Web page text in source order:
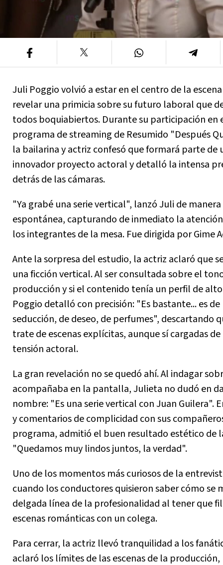
Juli Poggio volvió a estar en el centro de la
revelar una primicia sobre su futuro laboral que
todos boquiabiertos. Durante su participación en
programa de streaming de Resumido "Después
la bailarina y actriz confesó que formará parte de
innovador proyecto actoral y detalló la intensa
detrás de las cámaras.
"Ya grabé una serie vertical", lanzó Juli de manera
espontánea, capturando de inmediato la
los integrantes de la mesa. Fue dirigida por Gime
Ante la sorpresa del estudio, la actriz aclaró que
una ficción vertical. Al ser consultada sobre el
producción y si el contenido tenía un perfil de
Poggio detalló con precisión: "Es bastante... es de
seducción, de deseo, de perfumes", descartando
trate de escenas explícitas, aunque sí cargadas
tensión actoral.
La gran revelación no se quedó ahí. Al indagar
acompañaba en la pantalla, Julieta no dudó en
nombre: "Es una serie vertical con Juan Guilera".
y comentarios de complicidad con sus
programa, admitió el buen resultado estético de
"Quedamos muy lindos juntos, la verdad".
Uno de los momentos más curiosos de la
cuando los conductores quisieron saber cómo se
delgada línea de la profesionalidad al tener que
escenas románticas con un colega.
Para cerrar, la actriz llevó tranquilidad a los
aclaró los límites de las escenas de la producción,